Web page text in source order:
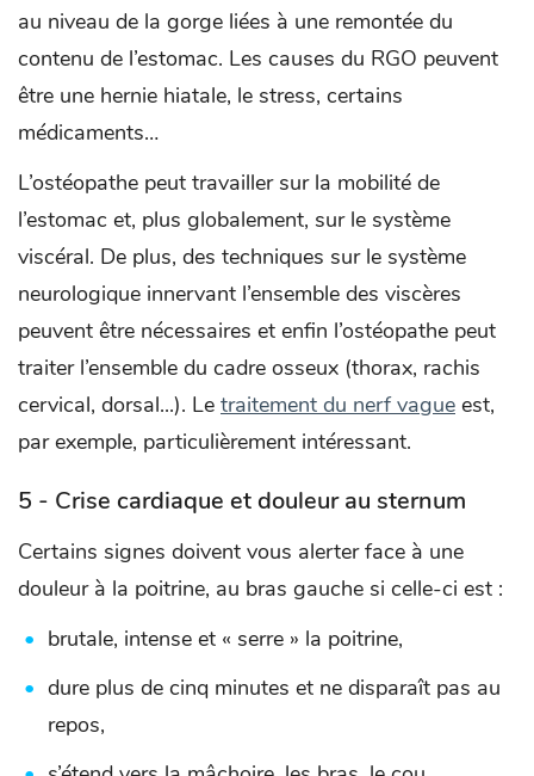
au niveau de la gorge liées à une remontée du
contenu de l’estomac. Les causes du RGO peuvent
être une hernie hiatale, le stress, certains
médicaments…
L’ostéopathe peut travailler sur la mobilité de
l’estomac et, plus globalement, sur le système
viscéral. De plus, des techniques sur le système
neurologique innervant l’ensemble des viscères
peuvent être nécessaires et enfin l’ostéopathe peut
traiter l’ensemble du cadre osseux (thorax, rachis
cervical, dorsal...). Le traitement du nerf vague est,
par exemple, particulièrement intéressant.
5 - Crise cardiaque et douleur au sternum
Certains signes doivent vous alerter face à une
douleur à la poitrine, au bras gauche si celle-ci est :
brutale, intense et « serre » la poitrine,
dure plus de cinq minutes et ne disparaît pas au
repos,